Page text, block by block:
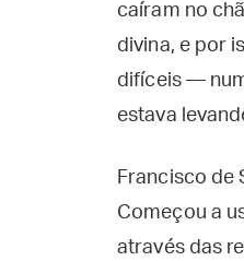
caíram no
divina, e por
difíceis —
estava
Francisco de
Começou a
através das